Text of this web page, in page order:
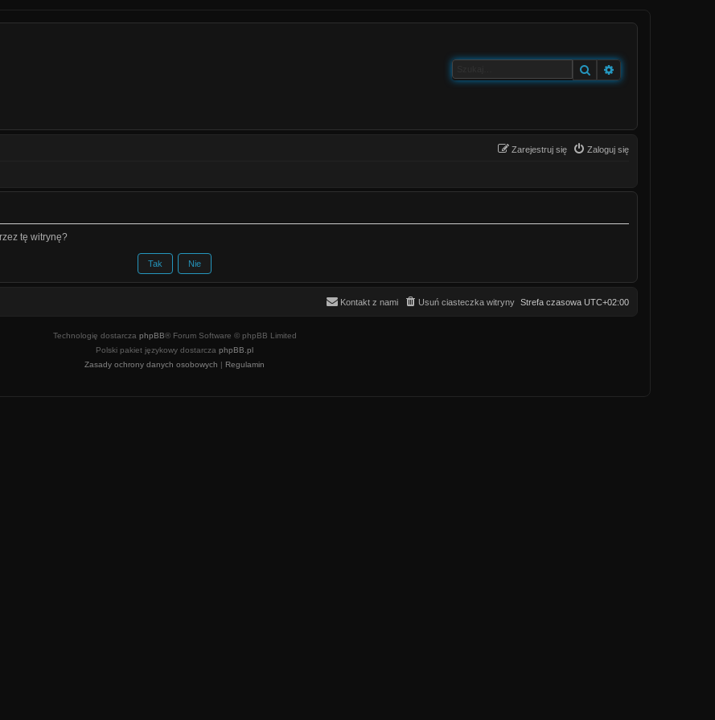
Szukaj
Zaloguj się
Zarejestruj się
tę witrynę?
Strefa czasowa UTC+02:00
Usuń ciasteczka witryny
Kontakt z nami
Technologię dostarcza phpBB® Forum Software © phpBB Limited
Polski pakiet językowy dostarcza phpBB.pl
Zasady ochrony danych osobowych | Regulamin